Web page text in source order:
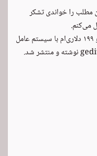
مطلب را خواندی تشکر
می‌کنم.
پینوشت: این مطلب روی لپ‌تاپ پاین‌بوک‌پرو ۱۹۹ دلاری‌ام با سیستم عامل